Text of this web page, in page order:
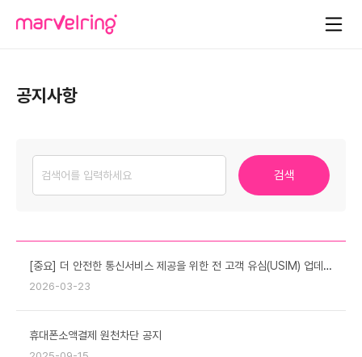
공지사항
검색
[중요] 더 안전한 통신서비스 제공을 위한 전 고객 유심(USIM) 업데이트 및 무료 교체 안내
2026-03-23
휴대폰소액결제 원천차단 공지